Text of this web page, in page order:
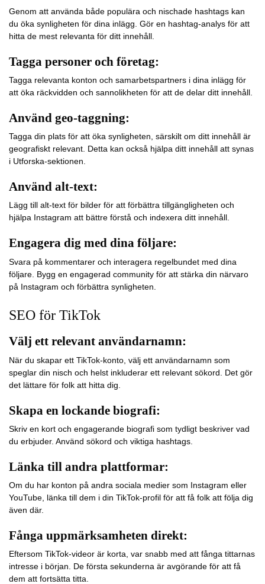
Genom att använda både populära och nischade hashtags kan
du öka synligheten för dina inlägg. Gör en hashtag-analys för att
hitta de mest relevanta för ditt innehåll.
Tagga personer och företag:
Tagga relevanta konton och samarbetspartners i dina inlägg för
att öka räckvidden och sannolikheten för att de delar ditt innehåll.
Använd geo-taggning:
Tagga din plats för att öka synligheten, särskilt om ditt innehåll är
geografiskt relevant. Detta kan också hjälpa ditt innehåll att synas
i Utforska-sektionen.
Använd alt-text:
Lägg till alt-text för bilder för att förbättra tillgängligheten och
hjälpa Instagram att bättre förstå och indexera ditt innehåll.
Engagera dig med dina följare:
Svara på kommentarer och interagera regelbundet med dina
följare. Bygg en engagerad community för att stärka din närvaro
på Instagram och förbättra synligheten.
SEO för TikTok
Välj ett relevant användarnamn:
När du skapar ett TikTok-konto, välj ett användarnamn som
speglar din nisch och helst inkluderar ett relevant sökord. Det gör
det lättare för folk att hitta dig.
Skapa en lockande biografi:
Skriv en kort och engagerande biografi som tydligt beskriver vad
du erbjuder. Använd sökord och viktiga hashtags.
Länka till andra plattformar:
Om du har konton på andra sociala medier som Instagram eller
YouTube, länka till dem i din TikTok-profil för att få folk att följa dig
även där.
Fånga uppmärksamheten direkt:
Eftersom TikTok-videor är korta, var snabb med att fånga tittarnas
intresse i början. De första sekunderna är avgörande för att få
dem att fortsätta titta.